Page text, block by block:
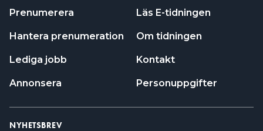
Prenumerera
Hantera prenumeration
Lediga jobb
Annonsera
Läs E-tidningen
Om tidningen
Kontakt
Personuppgifter
NYHETSBREV